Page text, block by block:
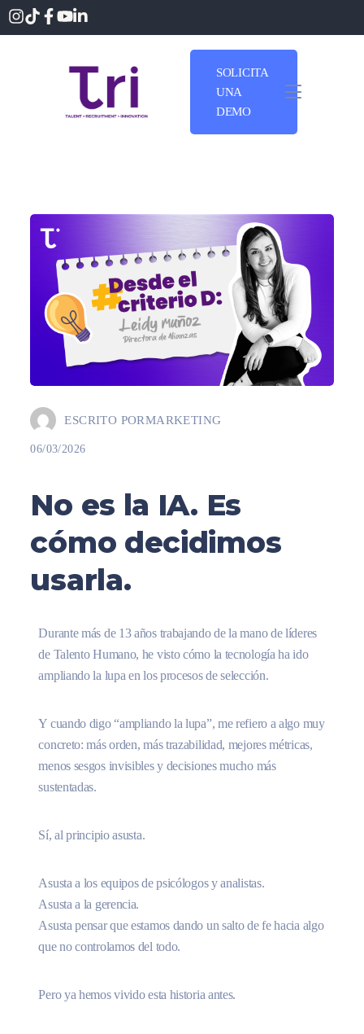
SOLICITA
UNA
DEMO
ESCRITO PORMARKETING
06/03/2026
No es la IA. Es
cómo decidimos
usarla.
Durante más de 13 años trabajando de la mano de líderes
de Talento Humano, he visto cómo la tecnología ha ido
ampliando la lupa en los procesos de selección.
Y cuando digo “ampliando la lupa”, me refiero a algo muy
concreto: más orden, más trazabilidad, mejores métricas,
menos sesgos invisibles y decisiones mucho más
sustentadas.
Sí, al principio asusta.
Asusta a los equipos de psicólogos y analistas.
Asusta a la gerencia.
Asusta pensar que estamos dando un salto de fe hacia algo
que no controlamos del todo.
Pero ya hemos vivido esta historia antes.